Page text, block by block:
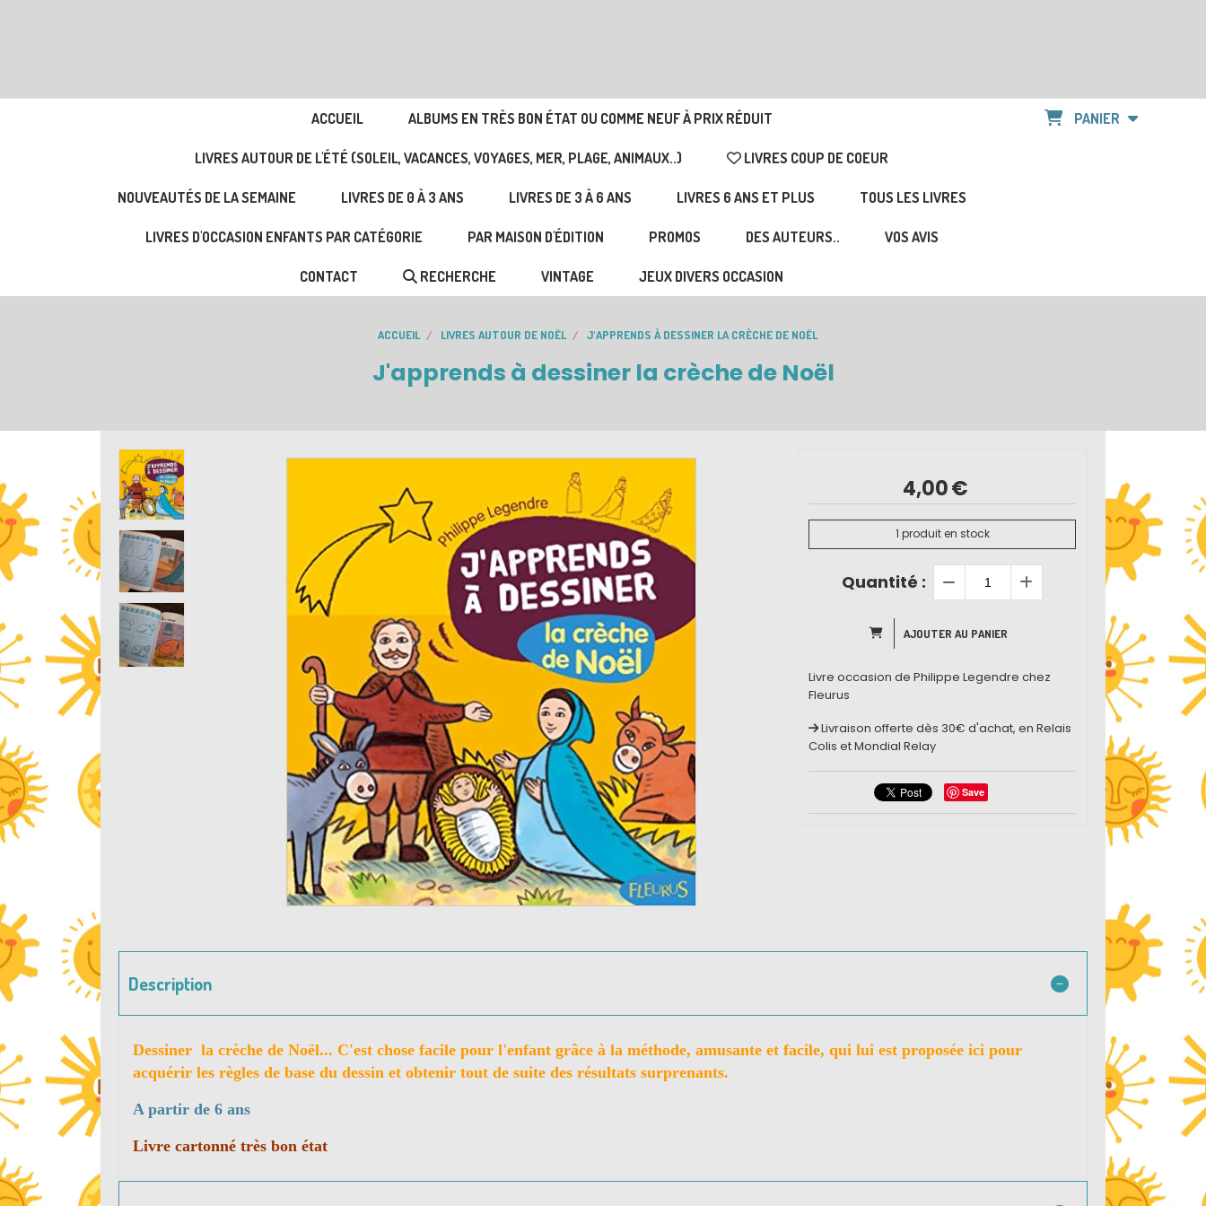
ACCUEIL ALBUMS EN TRÈS BON ÉTAT OU COMME NEUF À PRIX RÉDUIT
LIVRES AUTOUR DE L'ÉTÉ (SOLEIL, VACANCES, VOYAGES, MER, PLAGE, ANIMAUX..) LIVRES COUP DE COEUR
NOUVEAUTÉS DE LA SEMAINE LIVRES DE 0 À 3 ANS LIVRES DE 3 À 6 ANS LIVRES 6 ANS ET PLUS TOUS LES LIVRES
LIVRES D'OCCASION ENFANTS PAR CATÉGORIE PAR MAISON D'ÉDITION PROMOS DES AUTEURS.. VOS AVIS
CONTACT RECHERCHE VINTAGE JEUX DIVERS OCCASION
PANIER
ACCUEIL LIVRES AUTOUR DE NOËL J'APPRENDS À DESSINER LA CRÈCHE DE NOËL
J'apprends à dessiner la crèche de Noël
4,00€
1 produit en stock
Quantité :
AJOUTER AU PANIER
Livre occasion de Philippe Legendre chez
Fleurus
Livraison offerte dès 30€ d'achat, en Relais
Colis et Mondial Relay
Save
Description
Dessiner la crèche de Noël... C'est chose facile pour l'enfant grâce à la méthode, amusante et facile, qui lui est proposée ici pour
acquérir les règles de base du dessin et obtenir tout de suite des résultats surprenants.
A partir de 6 ans
Livre cartonné très bon état